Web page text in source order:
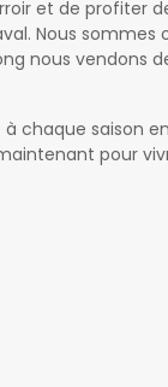
et de profiter
Nous sommes
nous vendons
à chaque saison
pour